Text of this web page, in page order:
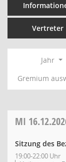
Vertreter
Jahr
Gremium
MI
Sitzung des
19:00-22:00 Uhr